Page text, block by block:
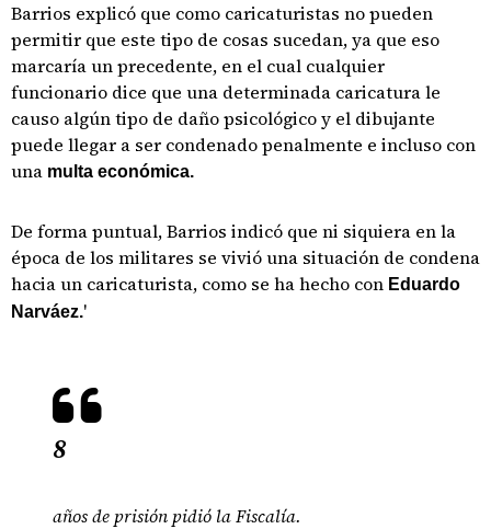
Barrios explicó que como caricaturistas no pueden
permitir que este tipo de cosas sucedan, ya que eso
marcaría un precedente, en el cual cualquier
funcionario dice que una determinada caricatura le
causo algún tipo de daño psicológico y el dibujante
puede llegar a ser condenado penalmente e incluso con
una multa económica.
De forma puntual, Barrios indicó que ni siquiera en la
época de los militares se vivió una situación de condena
hacia un caricaturista, como se ha hecho con Eduardo
Narváez.'
8
años de prisión pidió la Fiscalía.